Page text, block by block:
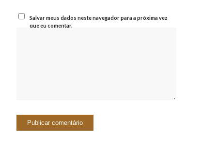
Salvar meus dados neste navegador para a próxima vez
que eu comentar.